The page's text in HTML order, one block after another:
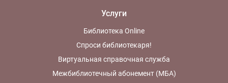
Услуги
Библиотека Online
Спроси библиотекаря!
Виртуальная справочная служба
Межбиблиотечный абонемент (МБА)